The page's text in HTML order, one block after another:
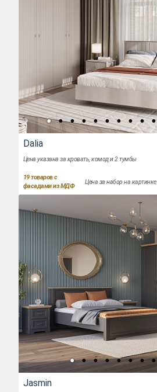
Dalia
Цена указана за кровать, комод и 2 тумбы
19товаров с
фасадами из МДФ
Цена за набор на картинке
Jasmin